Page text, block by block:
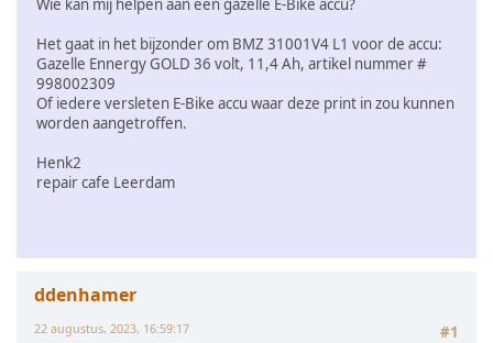
Wie kan mij helpen aan een gazelle E-Bike accu?
Het gaat in het bijzonder om BMZ 31001V4 L1 voor de accu:
Gazelle Ennergy GOLD 36 volt, 11,4 Ah, artikel nummer #
998002309
Of iedere versleten E-Bike accu waar deze print in zou kunnen
worden aangetroffen.
Henk2
repair cafe Leerdam
ddenhamer
#1
22 augustus, 2023, 16:59:17